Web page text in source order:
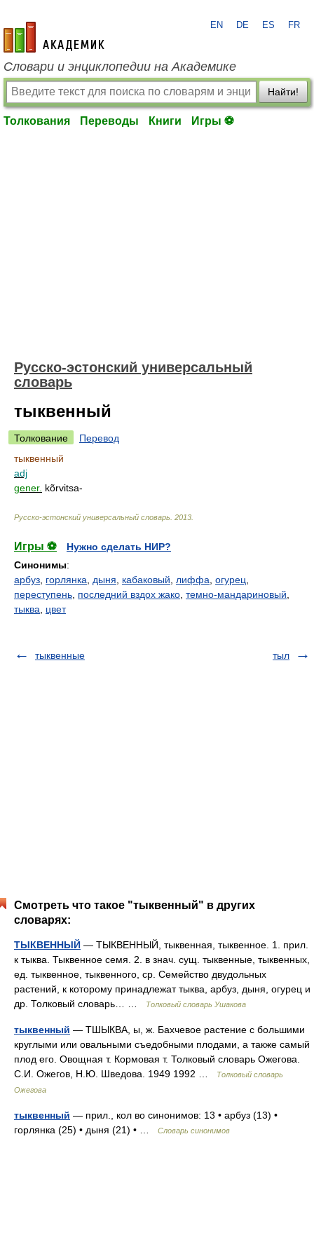
academic.ru
EN DE ES FR
Словари и энциклопедии на Академике
Найти!
Толкования Переводы Книги Игры ⚽
Русско-эстонский универсальный
словарь
тыквенный
Толкование
Перевод
тыквенный
adj
gener. kõrvitsa-
Русско-эстонский универсальный словарь 2013
Игры ⚽
Нужно сделать НИР?
Синонимы:
арбуз горлянка дыня кабаковый лиффа огурец
переступень последний вздох жако темно-мандариновый
тыква
цвет
тыквенные тыл
Смотреть что такое "тыквенный" в других
словарях:
ТЫКВЕННЫЙ — ТЫКВЕННЫЙ, тыквенная, тыквенное. 1. прил.
к тыква. Тыквенное семя. 2. в знач. сущ. тыквенные, тыквенных,
ед. тыквенное, тыквенного, ср. Семейство двудольных
растений, к которому принадлежат тыква, арбуз, дыня, огурец и
др. Толковый словарь… …
Толковый словарь Ушакова
тыквенный — ТШЫКВА, ы, ж. Бахчевое растение с большими
круглыми или овальными съедобными плодами, а также самый
плод его. Овощная т. Кормовая т. Толковый словарь Ожегова.
С.И. Ожегов, Н.Ю. Шведова. 1949 1992 …
Толковый словарь
Ожегова
тыквенный — прил., кол во синонимов: 13 • арбуз (13) •
горлянка (25) • дыня (21) • …
Словарь синонимов